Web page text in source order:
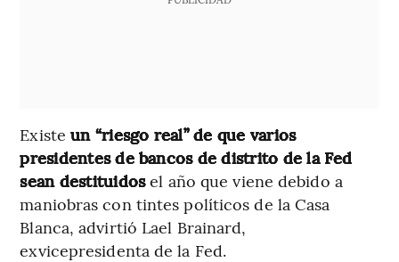
Existeun “riesgo real” de que varios
presidentes de bancos de distrito de la Fed
sean destituidosel año que viene debido a
maniobras con tintes políticos de la Casa
Blanca, advirtió Lael Brainard,
exvicepresidenta de la Fed.